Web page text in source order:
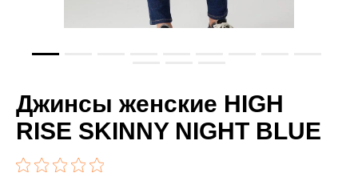
Джинсы женские HIGH
RISE SKINNY NIGHT BLUE